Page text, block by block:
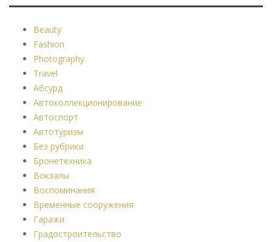
Beauty
Fashion
Photography
Travel
Абсурд
Автоколлекционирование
Автоспорт
Автотуризм
Без рубрики
Бронетехника
Вокзалы
Воспоминания
Временные сооружения
Гаражи
Градостроительство